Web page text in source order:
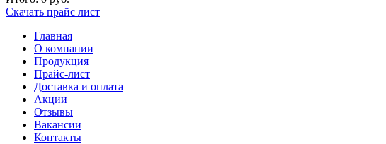
Скачать прайс лист
Главная
О компании
Продукция
Прайс-лист
Доставка и оплата
Акции
Отзывы
Вакансии
Контакты